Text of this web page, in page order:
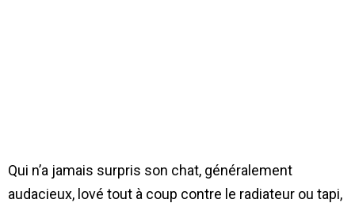
Qui n’a jamais surpris son chat, généralement
audacieux, lové tout à coup contre le radiateur ou tapi,